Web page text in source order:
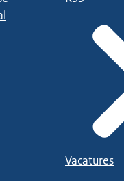
Vacatures